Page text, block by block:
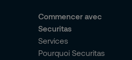
Commencer avec
Securitas
Services
Pourquoi Securitas